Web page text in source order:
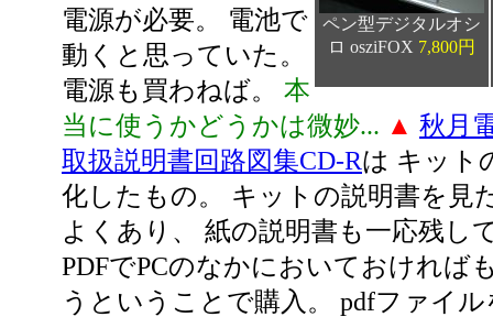
ペン型デジタルオシ
ロ osziFOX 7,800円
電源が必要。 電池で
動くと思っていた。
電源も買わねば。 本
当に使うかどうかは微妙... ▲ 秋月
取扱説明書回路図集CD-Rは キット
化したもの。 キットの説明書を見
よくあり、 紙の説明書も一応残し
PDFでPCのなかにおいておければ
うということで購入。 pdfファイ